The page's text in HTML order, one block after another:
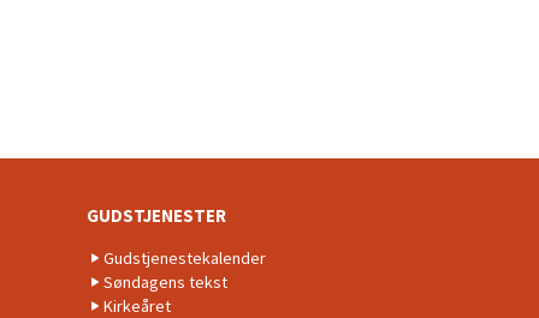
GUDSTJENESTER
Gudstjenestekalender
Søndagens tekst
Kirkeåret